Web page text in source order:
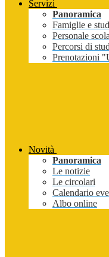
Servizi
Panoramica
Famiglie e
Personale
Percorsi di
Prenotazioni
Novità
Panoramica
Le notizie
Le circolari
Calendario
Albo online